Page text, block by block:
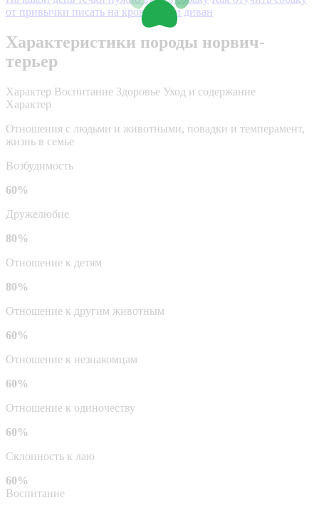
от привычки писать на кровать или диван
Характеристики породы норвич-
терьер
Характер Воспитание Здоровье Уход и содержание
Характер
Отношения с людьми и животными, повадки и темперамент,
жизнь в семье
Возбудимость
60%
Дружелюбие
80%
Отношение к детям
80%
Отношение к другим животным
60%
Отношение к незнакомцам
60%
Отношение к одиночеству
60%
Склонность к лаю
60%
Воспитание